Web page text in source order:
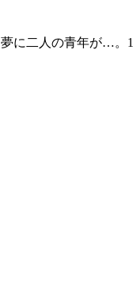
に二人の青年が…。1